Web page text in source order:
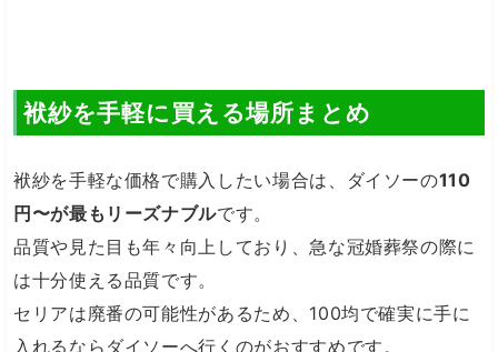
袱紗を手軽に買える場所まとめ
袱紗を手軽な価格で購入したい場合は、ダイソーの110
円〜が最もリーズナブルです。
品質や見た目も年々向上しており、急な冠婚葬祭の際に
は十分使える品質です。
セリアは廃番の可能性があるため、100均で確実に手に
入れるならダイソーへ行くのがおすすめです。